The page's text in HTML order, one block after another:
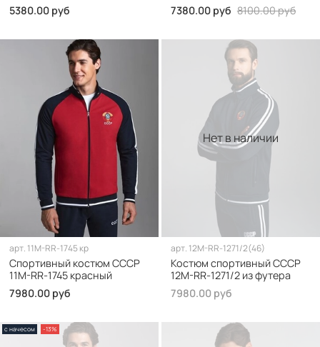
5380.00 руб
7380.00 руб 8100.00 руб
арт. 11M-RR-1745 кр
Спортивный костюм СССР
11M-RR-1745 красный
7980.00 руб
Нет в наличии
арт. 12M-RR-1271/2(46)
Костюм спортивный СССР
12M-RR-1271/2 из футера
7980.00 руб
с начесом -13%